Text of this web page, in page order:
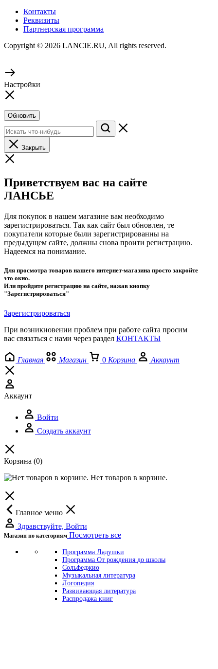
Контакты
Реквизиты
Партнерская программа
Copyright © 2026 LANCIE.RU, All rights reserved.
Настройки
Обновить
Закрыть
Приветствуем вас на сайте
ЛАНСЬЕ
Для покупок в нашем магазине вам необходимо
зарегистрироваться. Так как сайт был обновлен, те
покупатели которые были зарегистрированны на
предыдущем сайте, должны снова проити регистрацию.
Надеемся на понимание.
Для просмотра товаров нашего интернет-магазина просто закройте
это окно.
Или пройдите регистрацию на сайте, нажав кнопку
"Зарегистрироваться"
Зарегистрироваться
При возникновении проблем при работе сайта просим
вас связаться с нами через раздел КОНТАКТЫ
Главная Магазин 0 Корзина Аккаунт
Аккаунт
Войти
Создать аккаунт
Корзина (0)
Нет товаров в корзине.
Главное меню
Здравствуйте, Войти
Магазин по категориям Посмотреть все
Программа Ладушки
Программа От рождения до школы
Сольфеджио
Музыкальная литература
Логопедия
Развивающая литература
Распродажа книг